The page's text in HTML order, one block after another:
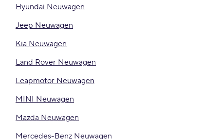
Hyundai Neuwagen
Jeep Neuwagen
Kia Neuwagen
Land Rover Neuwagen
Leapmotor Neuwagen
MINI Neuwagen
Mazda Neuwagen
Mercedes-Benz Neuwagen